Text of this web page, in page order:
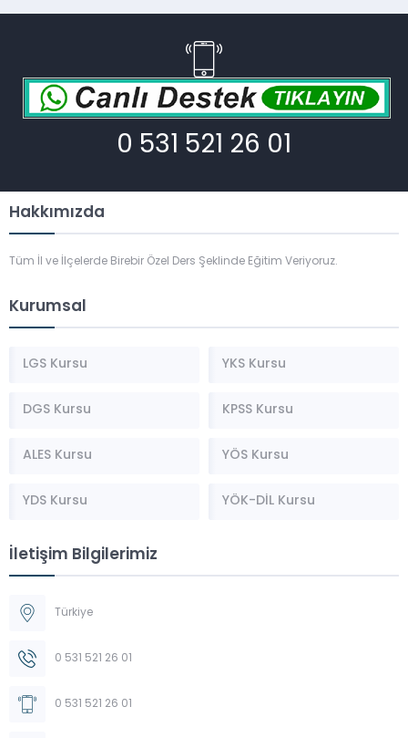
0 531 521 26 01
Hakkımızda
Tüm İl ve İlçelerde Birebir Özel Ders Şeklinde Eğitim Veriyoruz.
Kurumsal
LGS Kursu YKS Kursu
DGS Kursu KPSS Kursu
ALES Kursu YÖS Kursu
YDS Kursu YÖK-DİL Kursu
İletişim Bilgilerimiz
Türkiye
0 531 521 26 01
0 531 521 26 01